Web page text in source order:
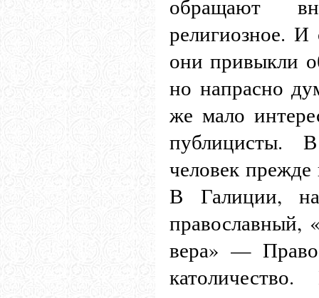
обращают
религиозное.
они привыкли
но напрасно
же мало
публицисты.
человек прежде
В Галиции,
православный,
вера» —